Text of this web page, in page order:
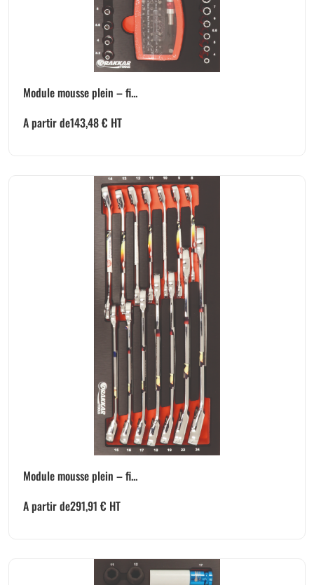
Module mousse plein – fi...
A partir de143,48€ HT
Module mousse plein – fi...
A partir de291,91 € HT